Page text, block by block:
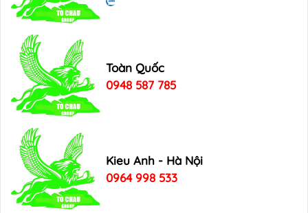
Toàn Quốc
0948 587 785
Kieu Anh - Hà Nội
0964 998 533